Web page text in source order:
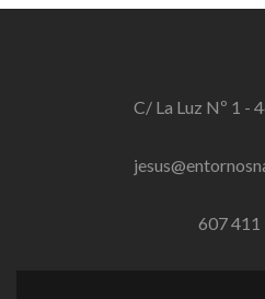
C/ La Luz Nº 1 -
607 411